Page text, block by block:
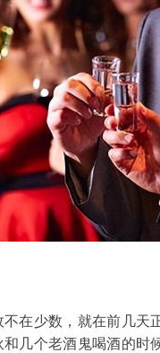
在少数，就在前几
几个老酒鬼喝酒的时